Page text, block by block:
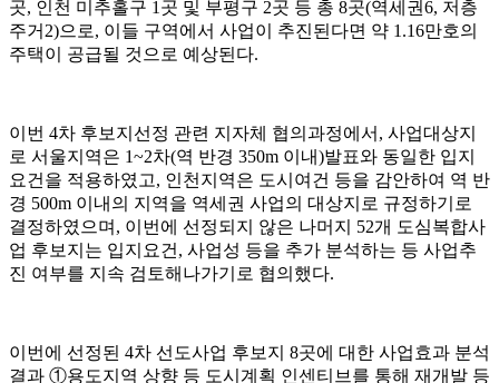
곳, 인천 미추홀구 1 곳 및 부평구 2곳 등 총 8곳(역세권6, 저층
주거 2)으로, 이들 구역에서 사업이 추진된다면 약 1.16만호의
주택이 공급될 것으로 예상된다.
이번 4차 후보지선정 관련 지자체 협의과정에서 , 사업대상지
로 서울지역은 1~2차(역 반경 350m 이내)발표와 동일한 입지
요건을 적용하였고, 인천지역은 도시여건 등을 감안하여 역 반
경 500m 이내의 지역을 역세권 사업의 대상지로 규정하기로
결정하였으며 , 이번에 선정되지 않은 나머지 52개 도심복합사
업 후보지는 입지요건 , 사업성 등을 추가 분석하는 등 사업추
진 여부를 지속 검토해나가기로 협의했다.
이번에 선정된 4차 선도사업 후보지 8곳에 대한 사업효과 분석
결과 ①용도지역 상향 등 도시계획 인센티브를 통해 재개발 등